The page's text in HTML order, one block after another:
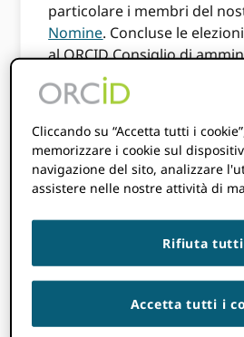
particolare i membri del
Nomine. Concluse le
al ORCID Consiglio di
un mandato di tre anni a
Cliccando su “Accetta tutti i
memorizzare i cookie sul
navigazione del sito, analizzare
assistere nelle nostre attività di
Rifiuta tutti
Accetta tutti i